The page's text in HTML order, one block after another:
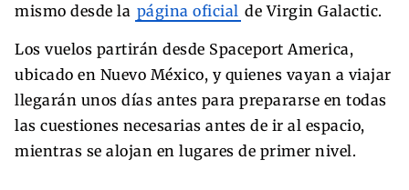
mismo desde la página oficial de Virgin Galactic.
Los vuelos partirán desde Spaceport America,
ubicado en Nuevo México, y quienes vayan a viajar
llegarán unos días antes para prepararse en todas
las cuestiones necesarias antes de ir al espacio,
mientras se alojan en lugares de primer nivel.